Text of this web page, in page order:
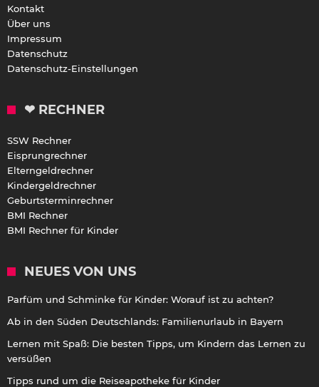
Kontakt
Über uns
Impressum
Datenschutz
Datenschutz-Einstellungen
❤ RECHNER
SSW Rechner
Eisprungrechner
Elterngeldrechner
Kindergeldrechner
Geburtsterminrechner
BMI Rechner
BMI Rechner für Kinder
NEUES VON UNS
Parfüm und Schminke für Kinder: Worauf ist zu achten?
Ab in den Süden Deutschlands: Familienurlaub in Bayern
Lernen mit Spaß: Die besten Tipps, um Kindern das Lernen zu
versüßen
Tipps rund um die Reiseapotheke für Kinder